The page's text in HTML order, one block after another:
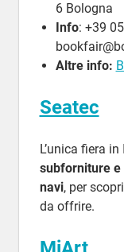
6 Bologna
Info: +39
Altre info:
Seatec
L’unica fiera
subforniture e
navi, per
da offrire.